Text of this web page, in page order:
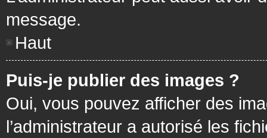
message.
Haut
Puis-je publier des images ?
Oui, vous pouvez afficher des
l’administrateur a autorisé les